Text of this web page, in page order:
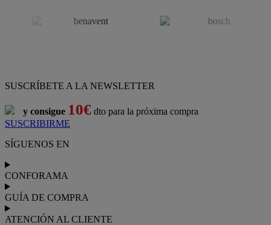
SUSCRÍBETE A LA NEWSLETTER
y consigue 10€ dto para la próxima compra
SUSCRIBIRME
SÍGUENOS EN
CONFORAMA
GUÍA DE COMPRA
ATENCIÓN AL CLIENTE